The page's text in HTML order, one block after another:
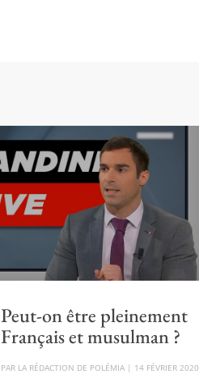
Peut-on être pleinement
Français et musulman ?
PAR LA RÉDACTION DE POLÉMIA | 14 FÉVRIER 2020